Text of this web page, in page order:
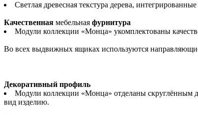
Светлая древесная текстура дерева,
Качественная мебельная фурнитура
Модули коллекции «Монца» укомплектованы
Во всех выдвижных ящиках используются
Декоративный профиль
Модули коллекции «Монца» отделаны скруглённым
вид изделию.